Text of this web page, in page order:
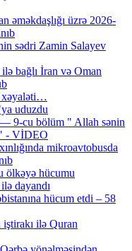
əməkdaşlığı üzrə 2026-
sədri Zamin Salayev
bağlı İran və Oman
xəyaləti…
uduzdu
— 9-cu bölüm " Allah sənin
" - VİDEO
mikroavtobusda
ölkəyə hücumu
dayandı
hücum etdi – 58
ilə Quran